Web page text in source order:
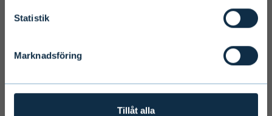
Statistik
Marknadsföring
Tillåt alla
We ask you to take into account the
services to states outside of the EEA or
to citizens of these states may be
personally responsible for any national